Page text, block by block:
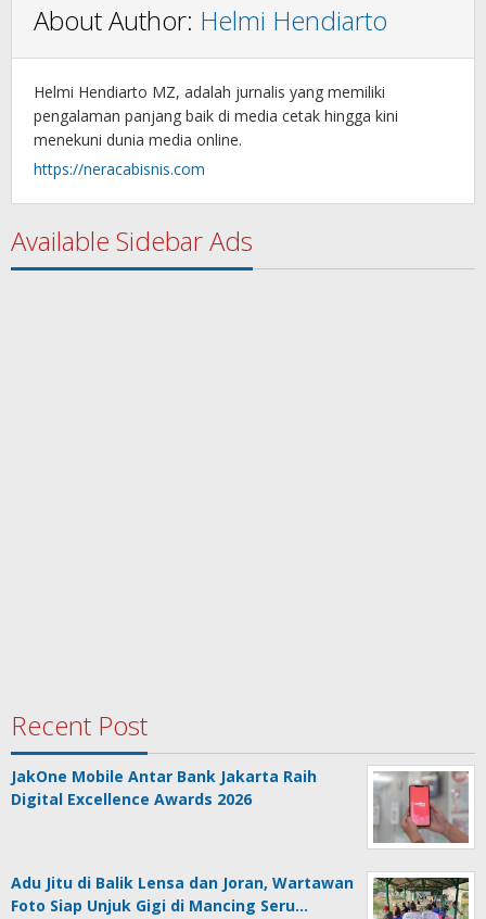
About Author: Helmi Hendiarto
Helmi Hendiarto MZ, adalah jurnalis yang memiliki
pengalaman panjang baik di media cetak hingga kini
menekuni dunia media online.
https://neracabisnis.com
Available Sidebar Ads
Recent Post
JakOne Mobile Antar Bank Jakarta Raih
Digital Excellence Awards 2026
Adu Jitu di Balik Lensa dan Joran, Wartawan
Foto Siap Unjuk Gigi di Mancing Seru…